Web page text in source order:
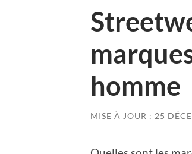
homme
MISE À JOUR : 25